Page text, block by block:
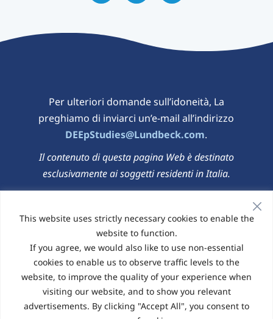
This website uses strictly necessary cookies to enable the
website to function.
If you agree, we would also like to use non-essential
cookies to enable us to observe traffic levels to the
website, to improve the quality of your experience when
visiting our website, and to show you relevant
advertisements. By clicking "Accept All", you consent to
Per ulteriori domande sull’idoneità, La
preghiamo di inviarci un’e-mail all’indirizzo
DEEpStudies@Lundbeck.com.
Il contenuto di questa pagina Web è destinato
esclusivamente ai soggetti residenti in Italia.
© 2026 Sito Web gestito da Elligo Health Research
English - Australia
Français - France
Español - España
Latviešu valoda - Latvija